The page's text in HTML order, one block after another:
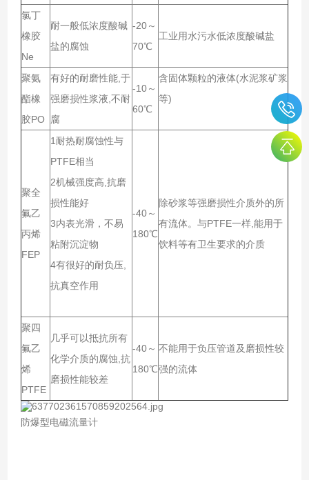
氯丁
橡胶
Ne
耐一般低浓度酸碱
盐的腐蚀
-20～
70℃
工业用水污水低浓度酸碱盐
聚氨
酯橡
胶PO
有好的耐磨性能,于
强磨损性浆液,不耐
腐
-10～
60℃
含固体颗粒的液体(水泥浆矿浆
等)
聚全
氟乙
丙烯
FEP
1耐热耐腐蚀性与
PTFE相当
2机械强度高,抗磨
损性能好
3内表光滑，不易
粘附沉淀物
4有很好的耐负压,
抗真空作用
-40～
180℃
除砂浆等强磨损性介质外的所
有流体。与PTFE一样,能用于
饮料等有卫生要求的介质
聚四
氟乙
烯
PTFE
几乎可以抵抗所有
化学介质的腐蚀,抗
磨损性能较差
-40～
180℃
不能用于负压管道及磨损性较
强的流体
防爆型电磁流量计